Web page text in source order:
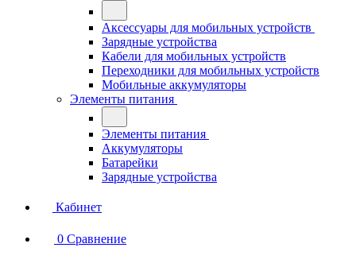
Аксессуары для мобильных устройств
Зарядные устройства
Кабели для мобильных устройств
Переходники для мобильных устройств
Мобильные аккумуляторы
Элементы питания
Элементы питания
Аккумуляторы
Батарейки
Зарядные устройства
Кабинет
0 Сравнение